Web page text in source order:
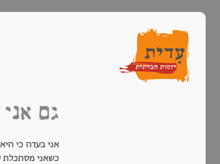
גם
אני בעדה כי
כשאני מסתכלת